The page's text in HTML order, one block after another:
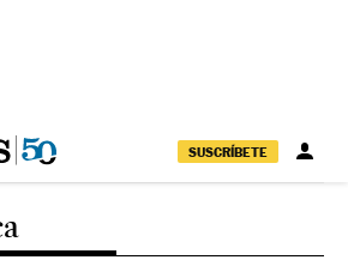
SUSCRÍBETE